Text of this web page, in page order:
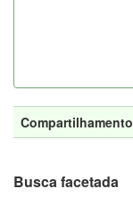
Compartilhamento
Busca facetada